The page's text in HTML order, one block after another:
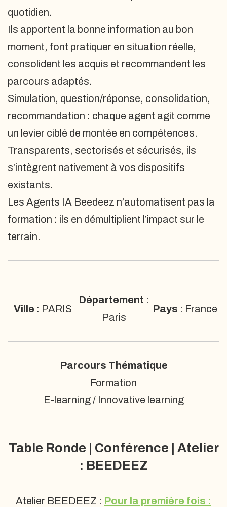
quotidien.
Ils apportent la bonne information au bon
moment, font pratiquer en situation réelle,
consolident les acquis et recommandent les
parcours adaptés.
Simulation, question/réponse, consolidation,
recommandation : chaque agent agit comme
un levier ciblé de montée en compétences.
Transparents, sectorisés et sécurisés, ils
s’intègrent nativement à vos dispositifs
existants.
Les Agents IA Beedeez n’automatisent pas la
formation : ils en démultiplient l’impact sur le
terrain.
Ville : PARIS
Département :
Paris
Pays : France
Parcours Thématique
Formation
E-learning / Innovative learning
Table Ronde | Conférence | Atelier
: BEEDEEZ
Atelier BEEDEEZ : Pour la première fois :